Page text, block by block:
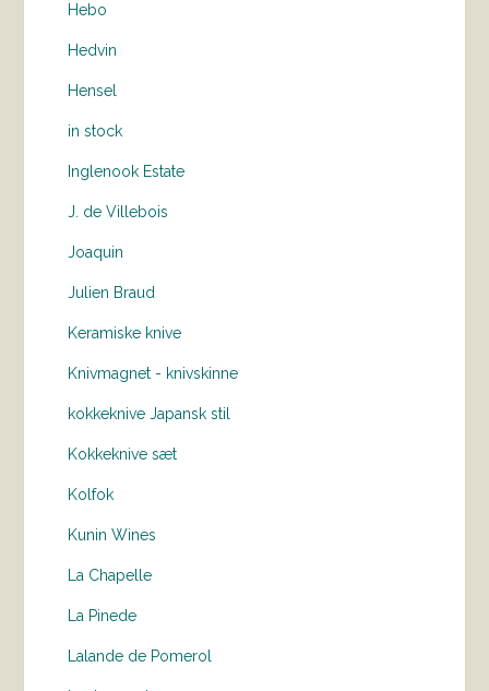
Hebo
Hedvin
Hensel
in stock
Inglenook Estate
J. de Villebois
Joaquin
Julien Braud
Keramiske knive
Knivmagnet - knivskinne
kokkeknive Japansk stil
Kokkeknive sæt
Kolfok
Kunin Wines
La Chapelle
La Pinede
Lalande de Pomerol